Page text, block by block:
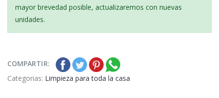
mayor brevedad posible, actualizaremos con nuevas
unidades.
COMPARTIR:
Categorias: Limpieza para toda la casa